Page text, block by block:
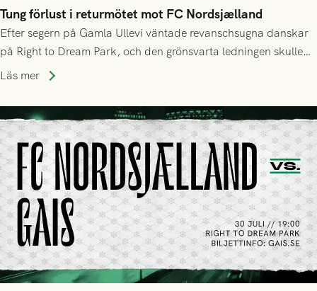
Tung förlust i returmötet mot FC Nordsjælland
Efter segern på Gamla Ullevi väntade revanschsugna danskar
på Right to Dream Park, och den grönsvarta ledningen skulle
upphöra efter mindre än kvarten spelad. På lika mark visade
tennissiffror och det grönsvarta europaäventyret tog slut.
Läs mer